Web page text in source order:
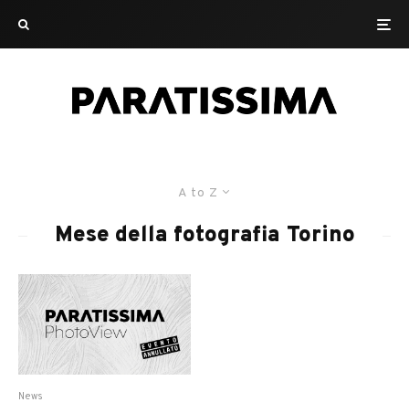
A to Z
Mese della fotografia Torino
News